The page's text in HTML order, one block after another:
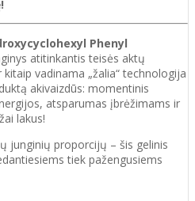
!
Phenyl
atitinkantis teisės aktų
vadinama „žalia“ technologija
akivaizdūs: momentinis
atsparumas įbrėžimams ir
lakus!
junginių proporcijų – šis gelinis
tiek pažengusiems